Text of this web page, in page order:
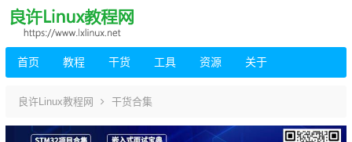
首页 教程 干货 工具 资源 关于
良许Linux教程网 干货合集